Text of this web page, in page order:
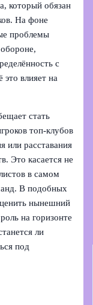
который обязан
На фоне
проблемы
с
это влияет на
стать
топ‑клубов
или расставания
Это касается не
в самом
В подобных
нынешний
на горизонте
ли
под